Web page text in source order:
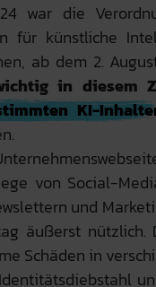
war die
für künstliche
ab dem 2.
in diesem
KI-
von Social-
und
äußerst
Schäden in